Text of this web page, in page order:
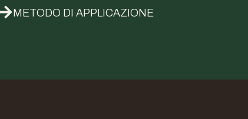
METODO DI APPLICAZIONE